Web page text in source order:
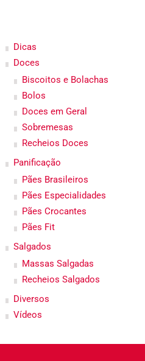
Dicas
Doces
Biscoitos e Bolachas
Bolos
Doces em Geral
Sobremesas
Recheios Doces
Panificação
Pães Brasileiros
Pães Especialidades
Pães Crocantes
Pães Fit
Salgados
Massas Salgadas
Recheios Salgados
Diversos
Vídeos